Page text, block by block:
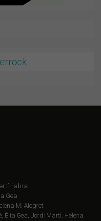
Fabra
Gea
M. Alegret
Èlia Gea, Jordi Martí, Helena